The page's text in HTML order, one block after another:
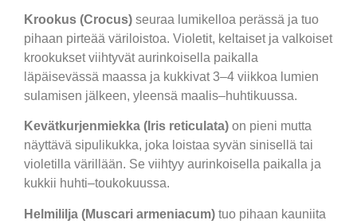
Krookus (Crocus) seuraa lumikelloa perässä ja tuo
pihaan pirteää väriloistoa. Violetit, keltaiset ja valkoiset
krookukset viihtyvät aurinkoisella paikalla
läpäisevässä maassa ja kukkivat 3–4 viikkoa lumien
sulamisen jälkeen, yleensä maalis–huhtikuussa.
Kevätkurjenmiekka (Iris reticulata) on pieni mutta
näyttävä sipulikukka, joka loistaa syvän sinisellä tai
violetilla värillään. Se viihtyy aurinkoisella paikalla ja
kukkii huhti–toukokuussa.
Helmililja (Muscari armeniacum) tuo pihaan kauniita